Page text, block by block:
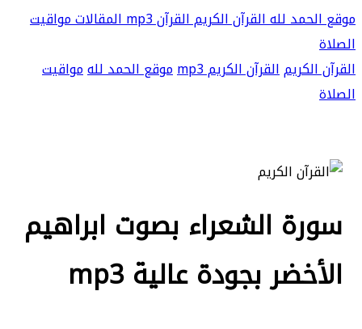
موقع الحمد للهالقرآن الكريمالقرآن mp3 المقالاتمواقيت
الصلاة
القرآن الكريمالقرآن الكريم mp3 موقع الحمد للهمواقيت
الصلاة
سورة الشعراء بصوت ابراهيم
الأخضر بجودة عالية mp3